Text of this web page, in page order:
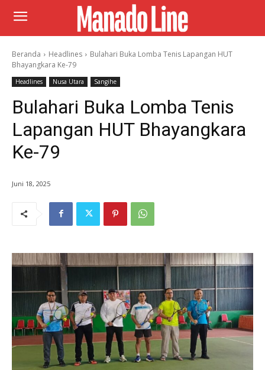
Beranda Headlines
Bulahari Buka Lomba Tenis Lapangan HUT
Bhayangkara Ke-79
Headlines Nusa Utara Sangihe
Bulahari Buka Lomba Tenis
Lapangan HUT Bhayangkara
Ke-79
Juni 18, 2025